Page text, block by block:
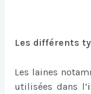
Les différents
Les laines
utilisées dans l’